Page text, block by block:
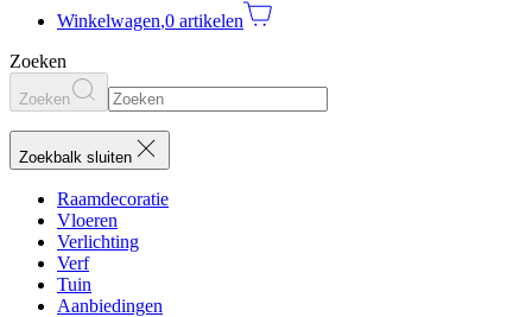
Winkelwagen,0 artikelen
Zoeken
Zoeken
Zoekbalk sluiten
Raamdecoratie
Vloeren
Verlichting
Verf
Tuin
Aanbiedingen